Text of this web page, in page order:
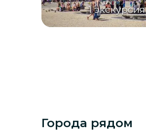
1 экскурсия
Города рядом